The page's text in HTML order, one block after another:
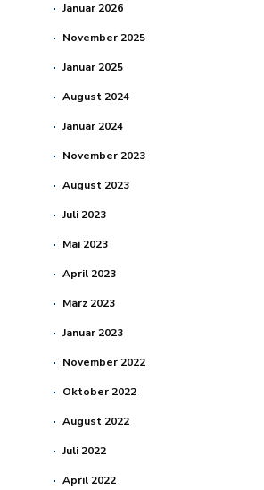
Januar 2026
November 2025
Januar 2025
August 2024
Januar 2024
November 2023
August 2023
Juli 2023
Mai 2023
April 2023
März 2023
Januar 2023
November 2022
Oktober 2022
August 2022
Juli 2022
April 2022